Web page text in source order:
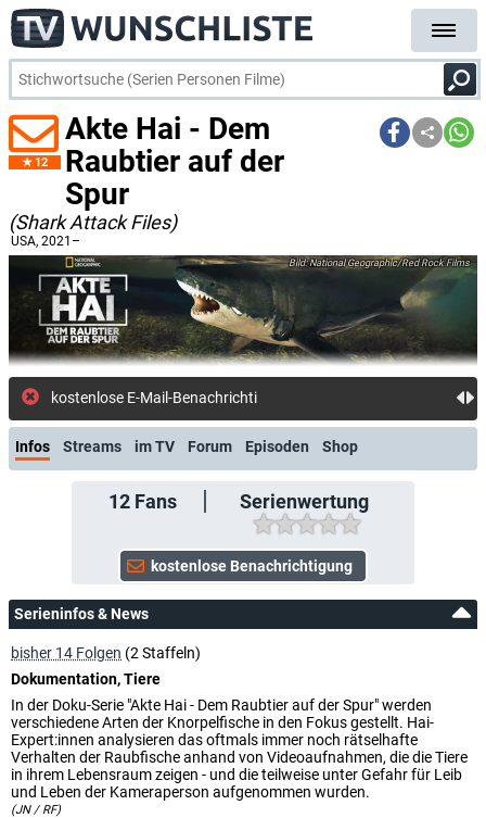
12
Akte Hai - Dem
Raubtier auf der
Spur
(Shark Attack Files)
USA, 2021–
National Geographic/Red Rock Films
kostenlose E-Mail-Benachrichtigung bei Streami
Infos Streams im TV Forum Episoden Shop
12Fans Serienwertung
Serieninfos & News
bisher 14 Folgen (2 Staffeln)
Dokumentation, Tiere
In der Doku-Serie "Akte Hai - Dem Raubtier auf der Spur" werden
verschiedene Arten der Knorpelfische in den Fokus gestellt. Hai-
Expert:innen analysieren das oftmals immer noch rätselhafte
Verhalten der Raubfische anhand von Videoaufnahmen, die die Tiere
in ihrem Lebensraum zeigen - und die teilweise unter Gefahr für Leib
und Leben der Kameraperson aufgenommen wurden.
(JN / RF)